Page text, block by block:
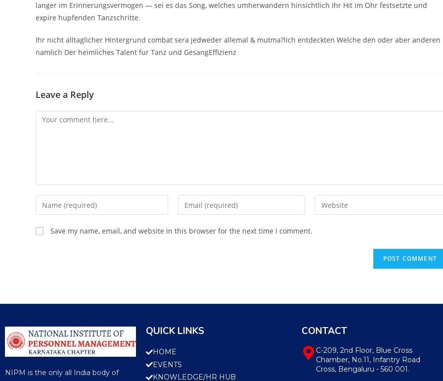
langer im Erinnerungsvermogen — sei es das Song, welches umherwandern hinsichtlich Ihr Hit im Ohr festsetzte und
expire hupfenden Tanzschritte.
Ihr nicht alltaglicher Hintergrund combat sera jedweder allemal & mutma?lich entdeckten Welche den oder aber anderen
namlich Der heimliches Talent fur Tanz und GesangEffizienz
Leave a Reply
Save my name, email, and website in this browser for the next time I comment.
NIPM is the only all India body of
QUICK LINKS
HOME
EVENTS
KNOWLEDGE/HR HUB
CONTACT
C-209, 2nd Floor, Blue Cross
Chamber, No.11, Infantry Road
Cross, Bengaluru - 560 001.